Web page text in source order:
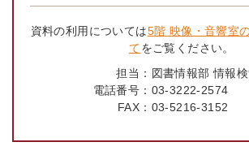
資料の利用については5階 映像・音響室
てをご覧ください。
担当： 図書情報部 情報
電話番号： 03-3222-2574
FAX： 03-5216-3152